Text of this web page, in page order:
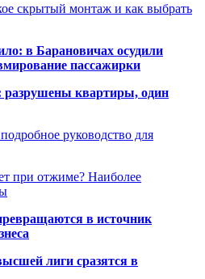
скрытый монтаж и как выбрать
в Барановичах осудили
пассажирки
разрушены квартиры, один
руководство для
при отжиме? Наиболее
в источник
лиги сразятся в